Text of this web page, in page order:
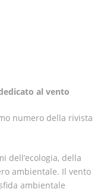
al vento
numero della rivista
dell’ecologia, della
ambientale. Il vento
ambientale